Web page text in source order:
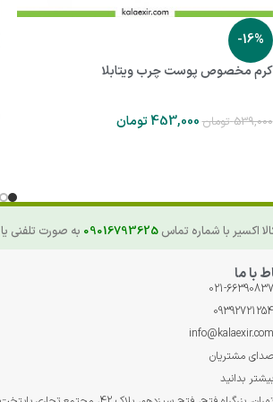
-16%
کرم مخصوص پوست چرب ویتابلا
539,000 تومان453,000تومان
اکسیر با شماره تماس 09016793625 به صورت تلفنی یا
با ما
021-66390837
09392721254
info@kalaexir.com
صدای مشتریان
بیشتر بدانید